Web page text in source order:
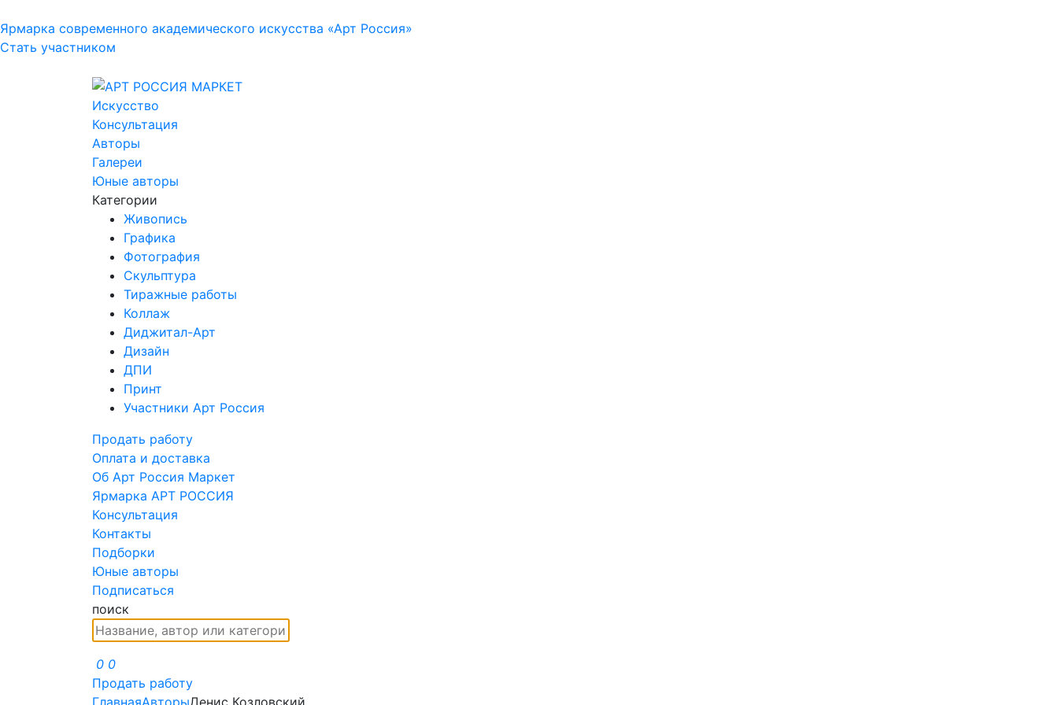
Ярмарка современного академического искусства «Арт Россия»
Стать участником
Искусство
Консультация
Авторы
Галереи
Юные авторы
Категории
Живопись
Графика
Фотография
Скульптура
Тиражные работы
Коллаж
Диджитал-Арт
Дизайн
ДПИ
Принт
Участники Арт Россия
Продать работу
Оплата и доставка
Об Арт Россия Маркет
Ярмарка АРТ РОССИЯ
Консультация
Контакты
Подборки
Юные авторы
Подписаться
поиск
0 0
Продать работу
ГлавнаяАвторыДенис Козловский